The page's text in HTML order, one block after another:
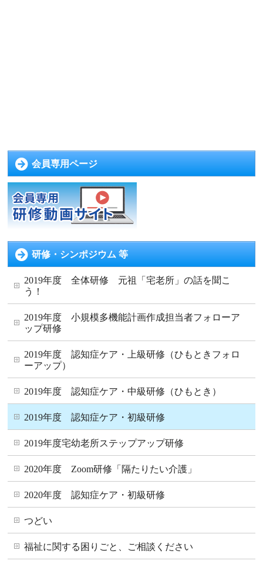
会員専用ページ
研修・シンポジウム 等
2019年度 全体研修 元祖「宅老所」の話を聞こ
う！
2019年度 小規模多機能計画作成担当者フォローア
ップ研修
2019年度 認知症ケア・上級研修（ひもときフォロ
ーアップ）
2019年度 認知症ケア・中級研修（ひもとき）
2019年度 認知症ケア・初級研修
2019年度宅幼老所ステップアップ研修
2020年度 Zoom研修「隔たりたい介護」
2020年度 認知症ケア・初級研修
つどい
福祉に関する困りごと、ご相談ください